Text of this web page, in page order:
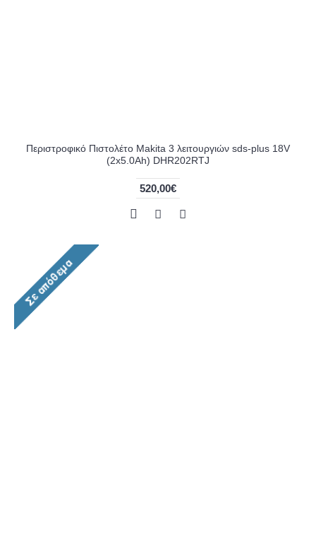
Περιστροφικό Πιστολέτο Makita 3 λειτουργιών sds-plus 18V
(2x5.0Ah) DHR202RTJ
520,00€